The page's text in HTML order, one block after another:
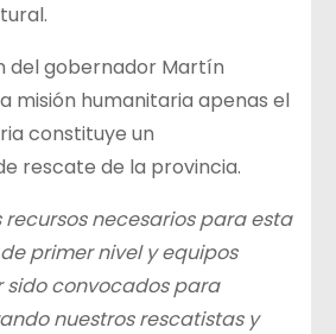
del gobernador Martín
misión humanitaria apenas el
constituye un
rescate de la provincia.
necesarios para esta
primer nivel y equipos
sido convocados para
nuestros rescatistas y